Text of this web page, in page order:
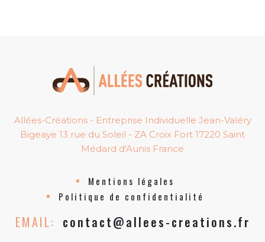
Allées-Créations - Entreprise Individuelle Jean-Valéry
Bigeaye 13 rue du Soleil - ZA Croix Fort 17220 Saint
Médard d'Aunis France
Mentions légales
Politique de confidentialité
EMAIL: contact@allees-creations.fr